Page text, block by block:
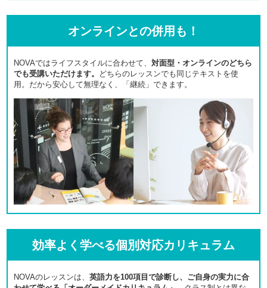
オンラインとの併用も！
NOVAではライフスタイルに合わせて、 対面型・オンラインのどちら
でも受講いただけます。
どちらのレッスンでも同じテキストを使
用。だから安心して無理なく、「継続」できます。
効率よく学べる個別対応カリキュラム
NOVAのレッスンは、 英語力を100項目で診断し、ご自身の実力に合